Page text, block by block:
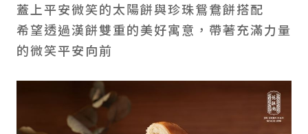
蓋上平安微笑的太陽餅與珍珠鴛鴦餅搭配
希望透過漢餅雙重的美好寓意，帶著充滿力量
的微笑平安向前